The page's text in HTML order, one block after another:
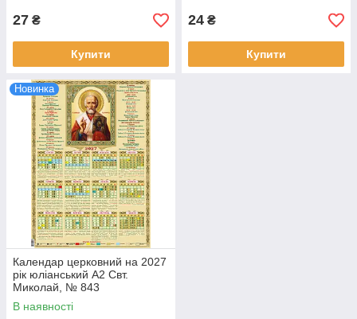
27 ₴
Купити
24 ₴
Купити
Новинка
Календар церковний на 2027
рік юліанський A2 Свт.
Миколай, № 843
В наявності